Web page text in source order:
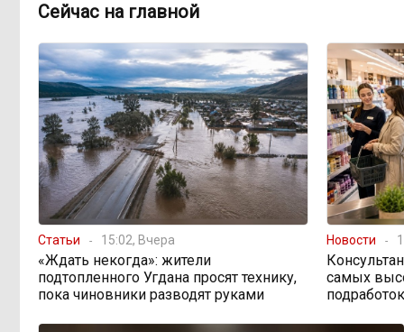
объяснил «неполноценность»
женщин библейским сюжетом
08:10, Вчера Прокуратура начала
проверку из-за раскопок ТГК-14
19:02, 5 августа Когда ждать денег?
Забайкалье — в списке регионов,
где бюджетники могут остаться без
выплат
«Их масштаб может
превысить весь наш опыт»: Осипов
Сейчас на главной
Статьи 15:02, Вчера
«Ждать некогда»: жители
подтопленного Угдана просят технику,
пока чиновники разводят руками
Новости
самых